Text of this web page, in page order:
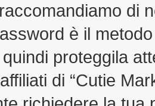
di
è il
proteggila
di “Cutie